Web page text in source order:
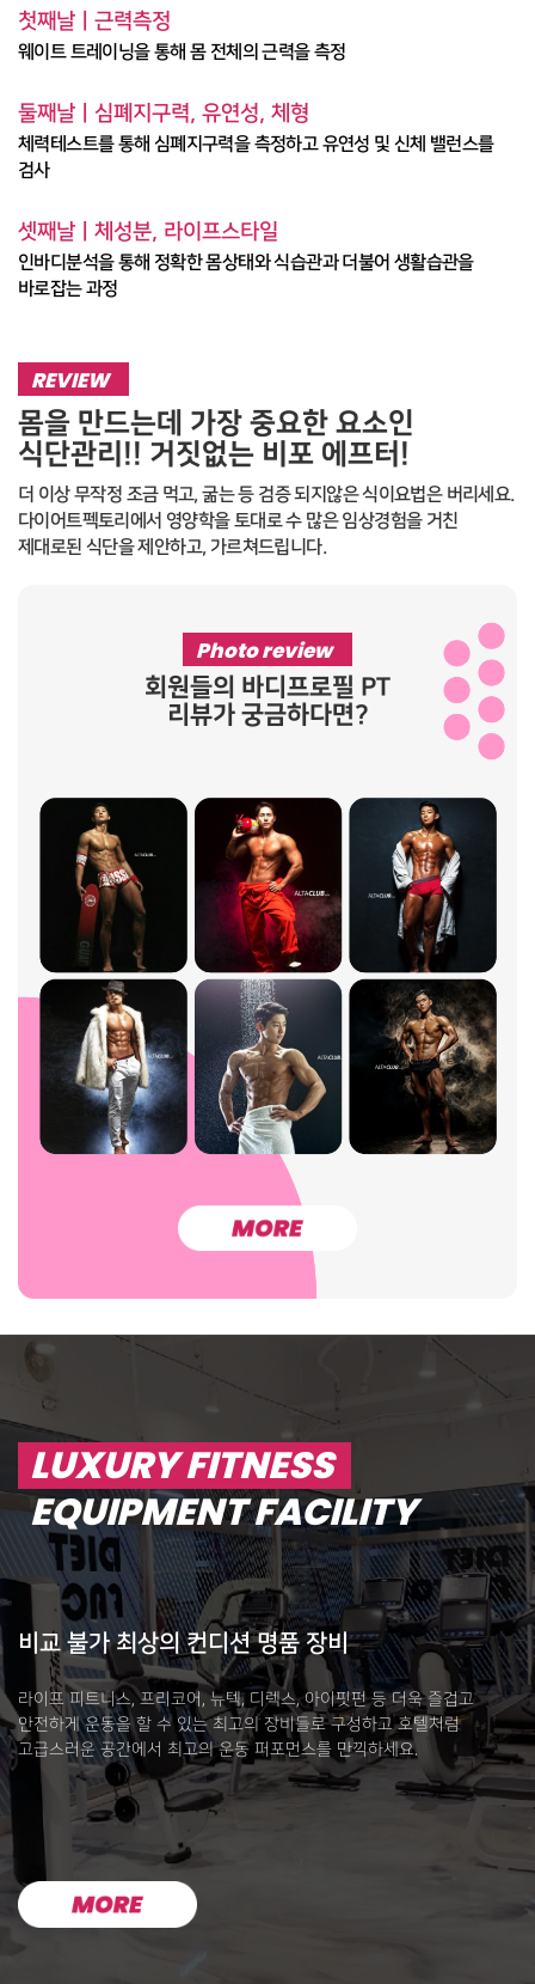
첫째날ㅣ근력측정
웨이트 트레이닝을 통해 몸 전체의 근력을 측정
둘째날ㅣ심폐지구력, 유연성, 체형
체력테스트를 통해 심폐지구력을 측정하고 유연성 및 신체 밸런스를
검사
셋째날ㅣ체성분, 라이프스타일
인바디분석을 통해 정확한 몸상태와 식습관과 더불어 생활습관을
바로잡는 과정
REVIEW
몸을 만드는데 가장 중요한 요소인
식단관리!! 거짓없는 비포 에프터!
더 이상 무작정 조금 먹고, 굶는 등 검증 되지않은 식이요법은 버리세요.
다이어트펙토리에서 영양학을 토대로 수 많은 임상경험을 거친
제대로된 식단을 제안하고, 가르쳐드립니다.
Photo review
회원들의 바디프로필 PT
리뷰가 궁금하다면?
LUXURY FITNESS
EQUIPMENT FACILITY
비교 불가 최상의 컨디션 명품 장비
라이프 피트니스, 프리코어, 뉴텍, 디렉스, 아이핏펀 등 더욱 즐겁고
안전하게 운동을 할 수 있는 최고의 장비들로 구성하고 호텔처럼
고급스러운 공간에서 최고의 운동 퍼포먼스를 만끽하세요.